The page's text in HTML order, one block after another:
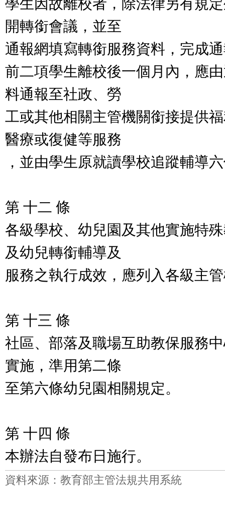
學生因故離校者，除法律另有規
開轉銜會議，並至
通報網填寫轉銜服務資料，完成
前二項學生離校後一個月內，應
料通報至社政、勞
工或其他相關主管機關銜接提供
醫療或復健等服務
，並由學生原就讀學校追蹤輔導
第 十二 條
各級學校、幼兒園及其他實施特
及幼兒轉銜輔導及
服務之執行成效，應列入各級主
第 十三 條
社區、部落及職場互助教保服務
實施，準用第二條
至第六條幼兒園相關規定。
第 十四 條
本辦法自發布日施行。
資料來源：教育部主管法規共用系統